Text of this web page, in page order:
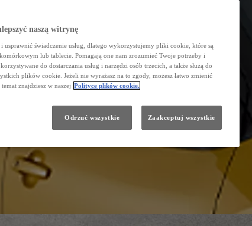
naszą witrynę
usprawnić świadczenie usług, dlatego wykorzystujemy pliki cookie, które są
lub tablecie. Pomagają one nam zrozumieć Twoje potrzeby i
do dostarczania usług i narzędzi osób trzecich, a także służą do
plików cookie. Jeżeli nie wyrażasz na to zgody, możesz łatwo zmienić
znajdziesz w naszej Polityce plików cookie.
Odrzuć wszystkie Zaakceptuj wszystkie